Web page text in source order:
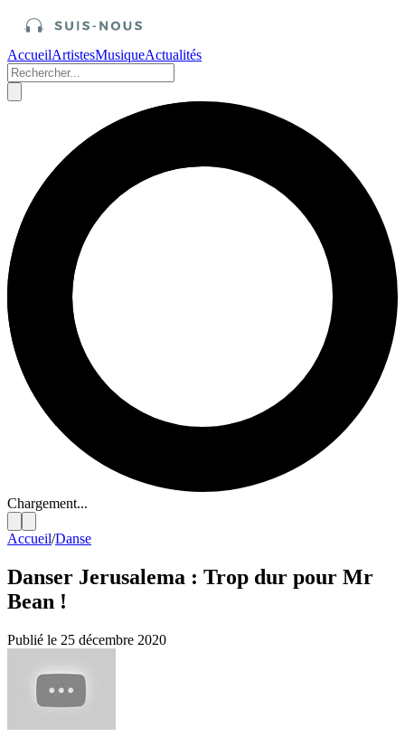
AccueilArtistesMusiqueActualités
Chargement...
Accueil/Danse
Danser Jerusalema : Trop dur pour Mr
Bean !
Publié le 25 décembre 2020